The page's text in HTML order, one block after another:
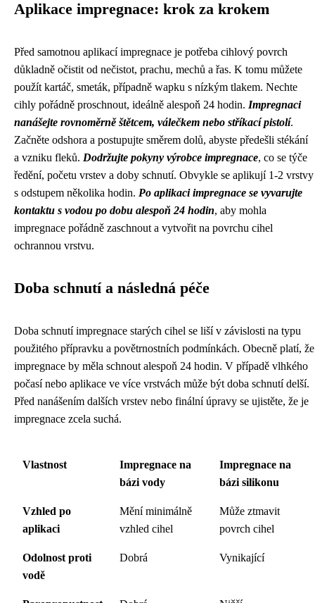
Aplikace impregnace: krok za krokem
Před samotnou aplikací impregnace je potřeba cihlový povrch
důkladně očistit od nečistot, prachu, mechů a řas. K tomu můžete
použít kartáč, smeták, případně wapku s nízkým tlakem. Nechte
cihly pořádně proschnout, ideálně alespoň 24 hodin. Impregnaci
nanášejte rovnoměrně štětcem, válečkem nebo stříkací pistolí.
Začněte odshora a postupujte směrem dolů, abyste předešli stékání
a vzniku fleků. Dodržujte pokyny výrobce impregnace, co se týče
ředění, početu vrstev a doby schnutí. Obvykle se aplikují 1-2 vrstvy
s odstupem několika hodin. Po aplikaci impregnace se vyvarujte
kontaktu s vodou po dobu alespoň 24 hodin, aby mohla
impregnace pořádně zaschnout a vytvořit na povrchu cihel
ochrannou vrstvu.
Doba schnutí a následná péče
Doba schnutí impregnace starých cihel se liší v závislosti na typu
použitého přípravku a povětrnostních podmínkách. Obecně platí, že
impregnace by měla schnout alespoň 24 hodin. V případě vlhkého
počasí nebo aplikace ve více vrstvách může být doba schnutí delší.
Před nanášením dalších vrstev nebo finální úpravy se ujistěte, že je
impregnace zcela suchá.
Vlastnost
Impregnace na
bázi vody
Impregnace na
bázi silikonu
Vzhled po
aplikaci
Mění minimálně
vzhled cihel
Může ztmavit
povrch cihel
Odolnost proti
vodě
Dobrá Vynikající